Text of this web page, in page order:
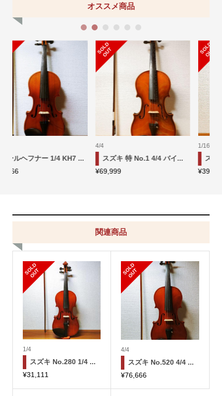
オススメ商品
...
SO
L
D
O
UT
スズキ No.200 1/16 バイ...
SO
L
D
O
UT
スズキ No.220 1/16 バイ...
1 2 3 4 5 6
関連商品
S
O
L
D
O
U
T
1/4
スズキ No.280 1/4 ...
¥31,111
S
O
L
D
O
U
T
4/4
スズキ No.520 4/4 ...
¥76,666